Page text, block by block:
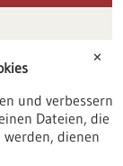
✕
und verbessern
Dateien, die
dienen